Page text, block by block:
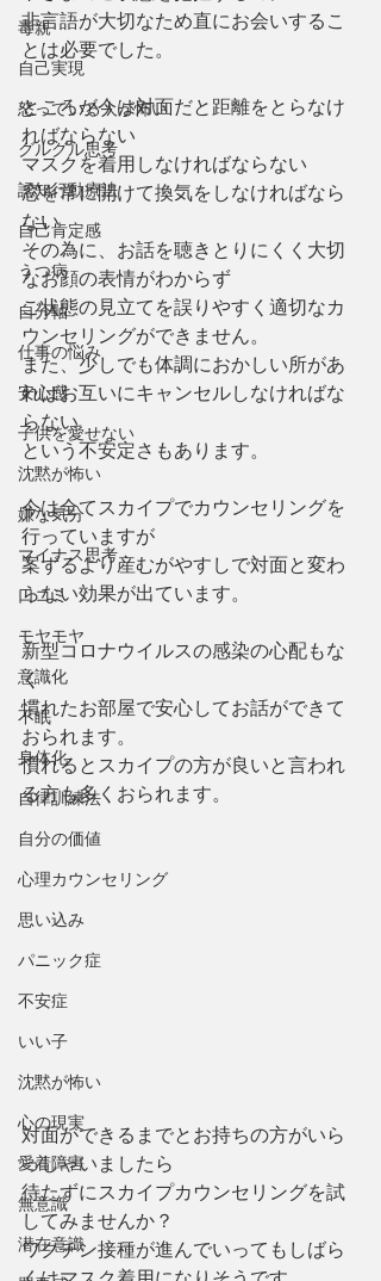
毒親
自己実現
怒っている人が怖い
グルグル思考
認知行動療法
自己肯定感
うつ病
自分軸
仕事の悩み
安心感
子供を愛せない
沈黙が怖い
嫌な気分
マイナス思考
口コミ
モヤモヤ
意識化
不眠
身体化
自律訓練法
自分の価値
心理カウンセリング
思い込み
パニック症
不安症
いい子
沈黙が怖い
心の現実
愛着障害
無意識
潜在意識
非言語が大切なため直にお会いするこ
とは必要でした。
ところが今は対面だと距離をとらなけ
ればならない
マスクを着用しなければならない
窓を常に開けて換気をしなければなら
ない
その為に、お話を聴きとりにくく大切
なお顔の表情がわからず
ご状態の見立てを誤りやすく適切なカ
ウンセリングができません。
また、少しでも体調におかしい所があ
ればお互いにキャンセルしなければな
らない
という不安定さもあります。
今は全てスカイプでカウンセリングを
行っていますが
案ずるより産むがやすしで対面と変わ
らない効果が出ています。
新型コロナウイルスの感染の心配もな
く
慣れたお部屋で安心してお話ができて
おられます。
慣れるとスカイプの方が良いと言われ
る方も多くおられます。
対面ができるまでとお持ちの方がいら
っしゃいましたら
待たずにスカイプカウンセリングを試
してみませんか？
ワクチン接種が進んでいってもしばら